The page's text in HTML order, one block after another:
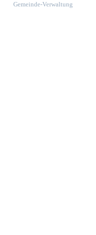
Gemeinde-Verwaltung